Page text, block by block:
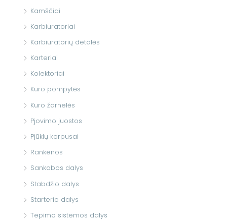
Kamščiai
Karbiuratoriai
Karbiuratorių detalės
Karteriai
Kolektoriai
Kuro pompytės
Kuro žarnelės
Pjovimo juostos
Pjūklų korpusai
Rankenos
Sankabos dalys
Stabdžio dalys
Starterio dalys
Tepimo sistemos dalys